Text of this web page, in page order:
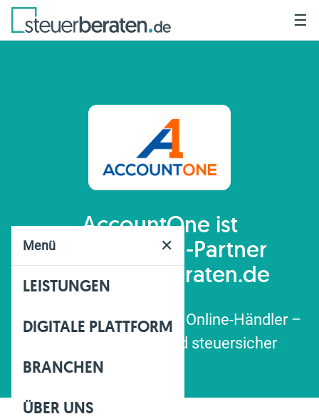
Menü ✕
LEISTUNGEN
DIGITALE PLATTFORM
BRANCHEN
ÜBER UNS
☰
AccountOne ist
Schnittstellen-Partner
von steuerberaten.de
Digitale Buchhaltung für Online-Händler –
vollautomatisiert und steuersicher